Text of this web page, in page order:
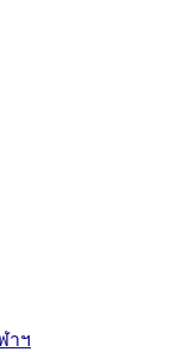
าฯ